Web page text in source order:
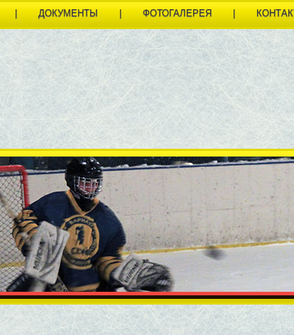
| ДОКУМЕНТЫ | ФОТОГАЛЕРЕЯ |